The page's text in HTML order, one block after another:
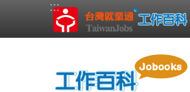
跳到主要內容區塊
:::